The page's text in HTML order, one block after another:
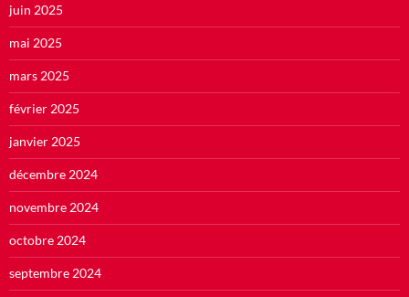
juin 2025
mai 2025
mars 2025
février 2025
janvier 2025
décembre 2024
novembre 2024
octobre 2024
septembre 2024